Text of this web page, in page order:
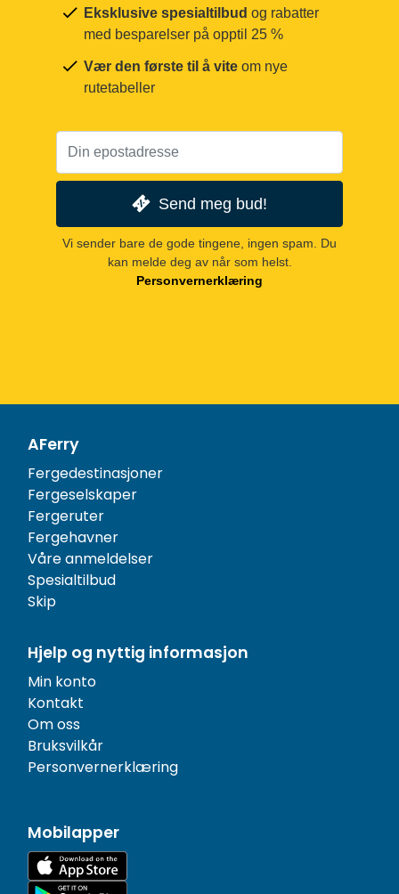
Eksklusive spesialtilbud og rabatter
med besparelser på opptil 25 %
Vær den første til å vite om nye
rutetabeller
Send meg bud!
Vi sender bare de gode tingene, ingen spam. Du
kan melde deg av når som helst.
Personvernerklæring
AFerry
Fergedestinasjoner
Fergeselskaper
Fergeruter
Fergehavner
Våre anmeldelser
Spesialtilbud
Skip
Hjelp og nyttig informasjon
Min konto
Kontakt
Om oss
Bruksvilkår
Personvernerklæring
Mobilapper